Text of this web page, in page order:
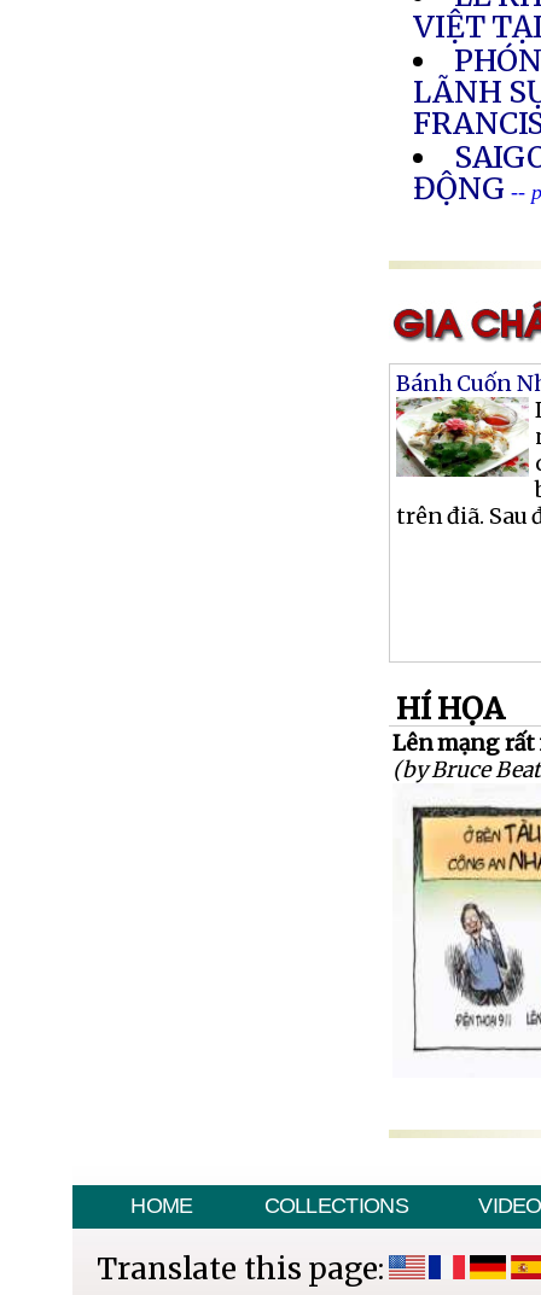
VIỆT
LÃNH
ĐỘNG --
Bánh Cuốn
trên điã. Sau
HÍ HỌA
Lên mạng
(by Bruce
HOME COLLECTIONS VIDEO
Translate this page: